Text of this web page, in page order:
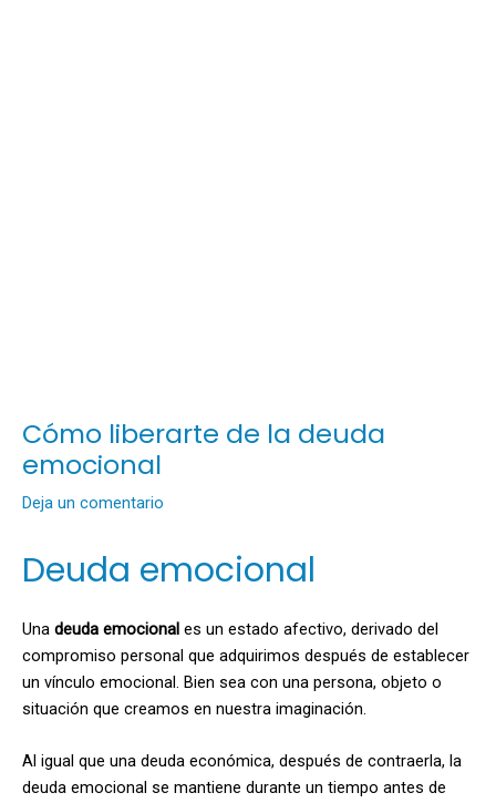
Cómo liberarte de la deuda
emocional
Deja un comentario
Deuda emocional
Una deuda emocional es un estado afectivo, derivado del
compromiso personal que adquirimos después de establecer
un vínculo emocional. Bien sea con una persona, objeto o
situación que creamos en nuestra imaginación.
Al igual que una deuda económica, después de contraerla, la
deuda emocional se mantiene durante un tiempo antes de